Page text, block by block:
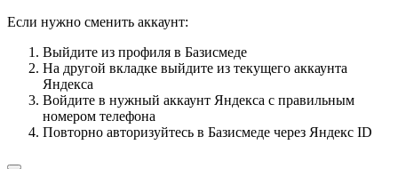
Если нужно сменить аккаунт:
Выйдите из профиля в Базисмеде
На другой вкладке выйдите из текущего аккаунта
Яндекса
Войдите в нужный аккаунт Яндекса с правильным
номером телефона
Повторно авторизуйтесь в Базисмеде через Яндекс ID